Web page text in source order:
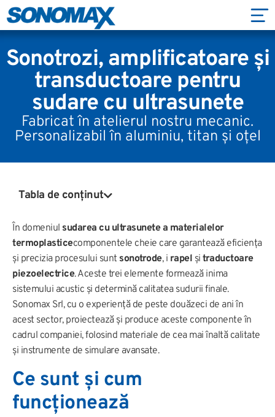
Sonotrozi, amplificatoare și
transductoare pentru
sudare cu ultrasunete
Fabricat în atelierul nostru mecanic.
Personalizabil în aluminiu, titan și oțel
Tabla de conținut
În domeniul sudarea cu ultrasunete a materialelor
termoplasticecomponentele cheie care garantează eficiența
și precizia procesului sunt sonotrode, i rapel și traductoare
piezoelectrice. Aceste trei elemente formează inima
sistemului acustic și determină calitatea sudurii finale.
Sonomax Srl, cu o experiență de peste douăzeci de ani în
acest sector, proiectează și produce aceste componente în
cadrul companiei, folosind materiale de cea mai înaltă calitate
și instrumente de simulare avansate.
Ce sunt și cum
funcționează